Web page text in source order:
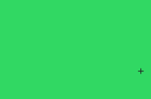
+